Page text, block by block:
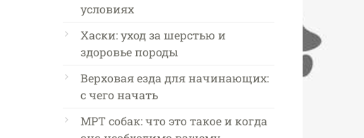
условиях
Хаски: уход за шерстью и
здоровье породы
Верховая езда для начинающих:
с чего начать
МРТ собак: что это такое и когда